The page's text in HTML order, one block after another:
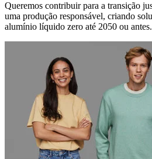
Queremos contribuir para a transição
uma produção responsável, criando
alumínio líquido zero até 2050 ou antes.